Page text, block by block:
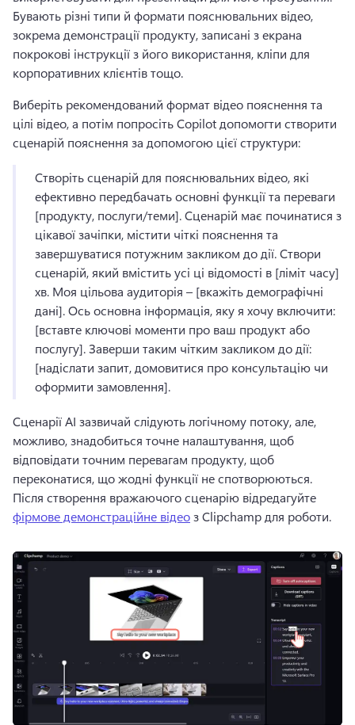
Бувають різні типи й формати пояснювальних відео,
зокрема демонстрації продукту, записані з екрана
покрокові інструкції з його використання, кліпи для
корпоративних клієнтів тощо.
Виберіть рекомендований формат відео пояснення та
цілі відео, а потім попросіть Copilot допомогти створити
сценарій пояснення за допомогою цієї структури:
Створіть сценарій для пояснювальних відео, які
ефективно передбачать основні функції та переваги
[продукту, послуги/теми]. Сценарій має починатися з
цікавої зачіпки, містити чіткі пояснення та
завершуватися потужним закликом до дії. Створи
сценарій, який вмістить усі ці відомості в [ліміт часу]
хв. Моя цільова аудиторія – [вкажіть демографічні
дані]. Ось основна інформація, яку я хочу включити:
[вставте ключові моменти про ваш продукт або
послугу]. Заверши таким чітким закликом до дії:
[надіслати запит, домовитися про консультацію чи
оформити замовлення].
Сценарії AI зазвичай слідують логічному потоку, але,
можливо, знадобиться точне налаштування, щоб
відповідати точним перевагам продукту, щоб
Після створення вражаючого сценарію відредагуйте
фірмове демонстраційне відео з Clipchamp для роботи.